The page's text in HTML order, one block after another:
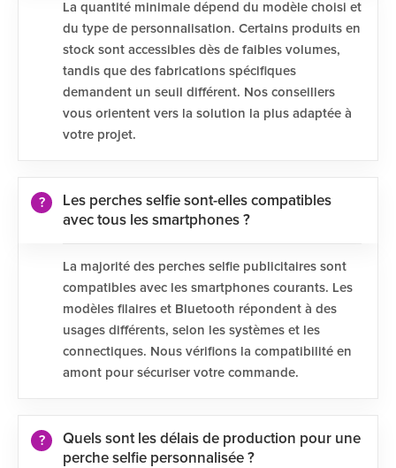
La quantité minimale dépend du modèle choisi et
du type de personnalisation. Certains produits en
stock sont accessibles dès de faibles volumes,
tandis que des fabrications spécifiques
demandent un seuil différent. Nos conseillers
vous orientent vers la solution la plus adaptée à
votre projet.
Les perches selfie sont-elles compatibles
avec tous les smartphones ?
La majorité des perches selfie publicitaires sont
compatibles avec les smartphones courants. Les
modèles filaires et Bluetooth répondent à des
usages différents, selon les systèmes et les
connectiques. Nous vérifions la compatibilité en
amont pour sécuriser votre commande.
Quels sont les délais de production pour une
perche selfie personnalisée ?